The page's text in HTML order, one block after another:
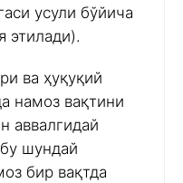
усули бўйича
этилади).
ва ҳуқуқий
намоз вақтини
аввалгидай
шундай
бир вақтда